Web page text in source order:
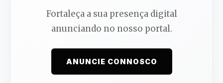
Fortaleça a sua presença digital
anunciando no nosso portal.
ANUNCIE CONNOSCO